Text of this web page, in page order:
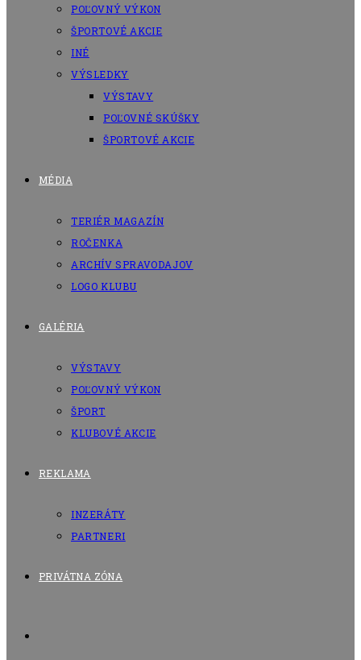
POĽOVNÝ VÝKON
ŠPORTOVÉ AKCIE
INÉ
VÝSLEDKY
VÝSTAVY
POĽOVNÉ SKÚŠKY
ŠPORTOVÉ AKCIE
MÉDIA
TERIÉR MAGAZÍN
ROČENKA
ARCHÍV SPRAVODAJOV
LOGO KLUBU
GALÉRIA
VÝSTAVY
POĽOVNÝ VÝKON
ŠPORT
KLUBOVÉ AKCIE
REKLAMA
INZERÁTY
PARTNERI
PRIVÁTNA ZÓNA